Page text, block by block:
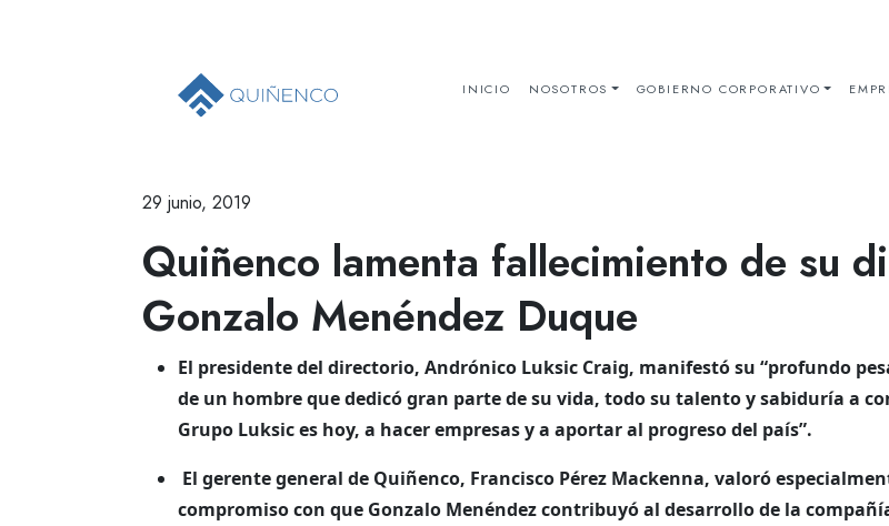
INICIO NOSOTROS GOBIERNO CORPORATIVO
29 junio, 2019
Quiñenco lamenta fallecimiento de su
Gonzalo Menéndez Duque
El presidente del directorio, Andrónico Luksic Craig, manifestó su “profundo
de un hombre que dedicó gran parte de su vida, todo su talento y sabiduría a
Grupo Luksic es hoy, a hacer empresas y a aportar al progreso del país”.
El gerente general de Quiñenco, Francisco Pérez Mackenna, valoró
compromiso con que Gonzalo Menéndez contribuyó al desarrollo de la